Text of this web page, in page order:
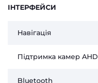
ІНТЕРФЕЙСИ
Навігація
Підтримка камер AHD
Bluetooth